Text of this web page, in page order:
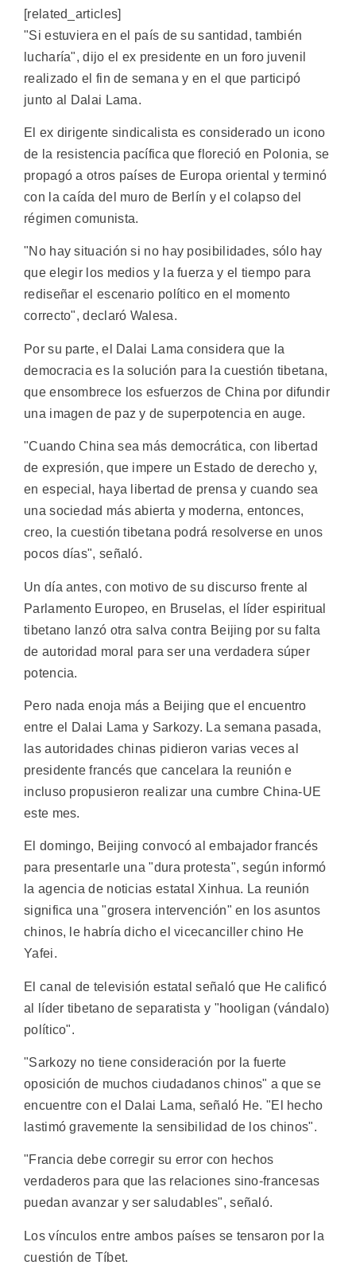
[related_articles]
"Si estuviera en el país de su santidad, también
lucharía", dijo el ex presidente en un foro juvenil
realizado el fin de semana y en el que participó
junto al Dalai Lama.
El ex dirigente sindicalista es considerado un icono
de la resistencia pacífica que floreció en Polonia, se
propagó a otros países de Europa oriental y terminó
con la caída del muro de Berlín y el colapso del
régimen comunista.
"No hay situación si no hay posibilidades, sólo hay
que elegir los medios y la fuerza y el tiempo para
rediseñar el escenario político en el momento
correcto", declaró Walesa.
Por su parte, el Dalai Lama considera que la
democracia es la solución para la cuestión tibetana,
que ensombrece los esfuerzos de China por difundir
una imagen de paz y de superpotencia en auge.
"Cuando China sea más democrática, con libertad
de expresión, que impere un Estado de derecho y,
en especial, haya libertad de prensa y cuando sea
una sociedad más abierta y moderna, entonces,
creo, la cuestión tibetana podrá resolverse en unos
pocos días", señaló.
Un día antes, con motivo de su discurso frente al
Parlamento Europeo, en Bruselas, el líder espiritual
tibetano lanzó otra salva contra Beijing por su falta
de autoridad moral para ser una verdadera súper
potencia.
Pero nada enoja más a Beijing que el encuentro
entre el Dalai Lama y Sarkozy. La semana pasada,
las autoridades chinas pidieron varias veces al
presidente francés que cancelara la reunión e
incluso propusieron realizar una cumbre China-UE
este mes.
El domingo, Beijing convocó al embajador francés
para presentarle una "dura protesta", según informó
la agencia de noticias estatal Xinhua. La reunión
significa una "grosera intervención" en los asuntos
chinos, le habría dicho el vicecanciller chino He
Yafei.
El canal de televisión estatal señaló que He calificó
al líder tibetano de separatista y "hooligan (vándalo)
político".
"Sarkozy no tiene consideración por la fuerte
oposición de muchos ciudadanos chinos" a que se
encuentre con el Dalai Lama, señaló He. "El hecho
lastimó gravemente la sensibilidad de los chinos".
"Francia debe corregir su error con hechos
verdaderos para que las relaciones sino-francesas
puedan avanzar y ser saludables", señaló.
Los vínculos entre ambos países se tensaron por la
cuestión de Tíbet.